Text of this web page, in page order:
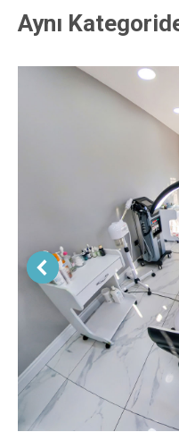
Aynı